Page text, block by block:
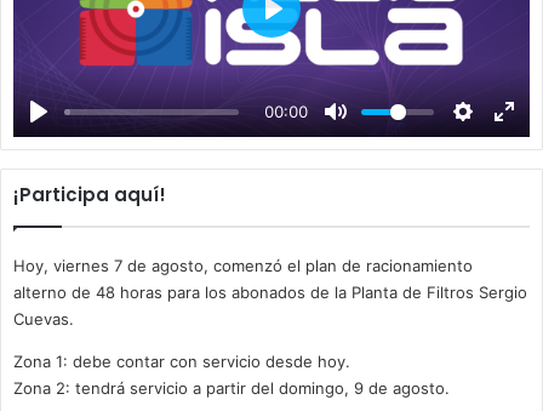
00:00
P
y
¡Participa aquí!
Hoy, viernes 7 de agosto, comenzó el plan de racionamiento
alterno de 48 horas para los abonados de la Planta de Filtros Sergio
Cuevas.
Zona 1: debe contar con servicio desde hoy.
Zona 2: tendrá servicio a partir del domingo, 9 de agosto.